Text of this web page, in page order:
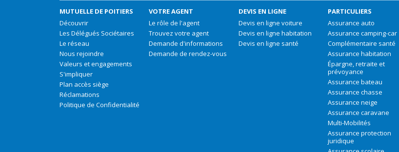
MUTUELLE DE POITIERS
Découvrir
Les Délégués Sociétaires
Le réseau
Nous rejoindre
Valeurs et engagements
S'impliquer
Plan accès siège
Réclamations
Politique de Confidentialité
VOTRE AGENT
Le rôle de l'agent
Trouvez votre agent
Demande d'informations
Demande de rendez-vous
DEVIS EN LIGNE
Devis en ligne voiture
Devis en ligne habitation
Devis en ligne santé
PARTICULIERS
Assurance auto
Assurance camping-car
Complémentaire santé
Assurance habitation
Épargne, retraite et
prévoyance
Assurance bateau
Assurance chasse
Assurance neige
Assurance caravane
Multi-Mobilités
Assurance protection
juridique